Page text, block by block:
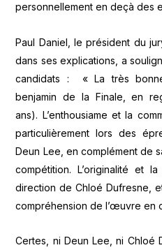
personnellement en deçà des
Paul Daniel, le président du
dans ses explications, a
candidats : « La très
benjamin de la Finale, en
ans). L’enthousiame et la
particulièrement lors des
Deun Lee, en complément de
compétition. L’originalité et
direction de Chloé Dufresne,
compréhension de l’œuvre en
Certes, ni Deun Lee, ni Chloé